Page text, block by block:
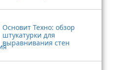
Основит Техно: обзор
штукатурки для
выравнивания стен